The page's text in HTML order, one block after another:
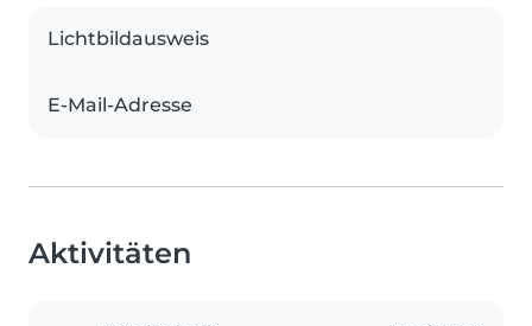
Lichtbildausweis
E-Mail-Adresse
Aktivitäten